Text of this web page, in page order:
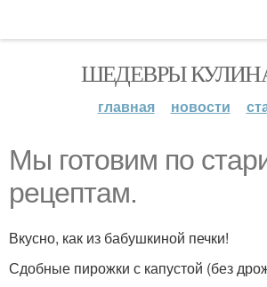
ШЕДЕВРЫ
главная новости
Мы готовим по
рецептам.
Вкусно, как из бабушкиной печки!
Сдобные пирожки с капустой (без